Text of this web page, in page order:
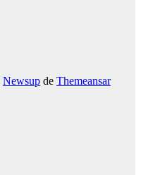
Newsup de Themeansar